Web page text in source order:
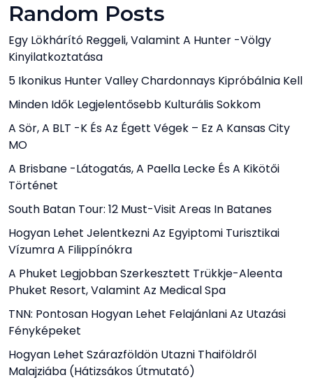
Random Posts
Egy Lökhárító Reggeli, Valamint A Hunter -völgy
Kinyilatkoztatása
5 Ikonikus Hunter Valley Chardonnays Kipróbálnia Kell
Minden Idők Legjelentősebb Kulturális Sokkom
A Sör, A BLT -k És Az Égett Végek – Ez A Kansas City
MO
A Brisbane -látogatás, A Paella Lecke És A Kikötői
Történet
South Batan Tour: 12 Must-Visit Areas In Batanes
Hogyan Lehet Jelentkezni Az Egyiptomi Turisztikai
Vízumra A Filippínókra
A Phuket Legjobban Szerkesztett Trükkje-Aleenta
Phuket Resort, Valamint Az Medical Spa
TNN: Pontosan Hogyan Lehet Felajánlani Az Utazási
Fényképeket
Hogyan Lehet Szárazföldön Utazni Thaiföldről
Malajziába (hátizsákos Útmutató)